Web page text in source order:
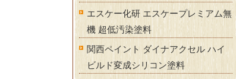
エスケー化研 エスケープレミアム無
機 超低汚染塗料
関西ペイント ダイナアクセル ハイ
ビルド変成シリコン塗料